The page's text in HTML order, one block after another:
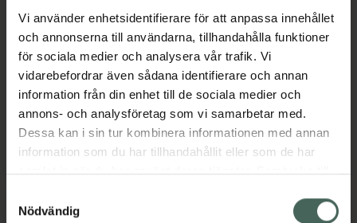
Vi använder enhetsidentifierare för att anpassa innehållet
och annonserna till användarna, tillhandahålla funktioner
för sociala medier och analysera vår trafik. Vi
vidarebefordrar även sådana identifierare och annan
information från din enhet till de sociala medier och
annons- och analysföretag som vi samarbetar med.
Dessa kan i sin tur kombinera informationen med annan
information som du har tillhandahållit eller som de har
samlat in när du har använt deras tjänster. Samtycke till
återkalla ditt samtycke via webbplatsens
Nödvändig
Knähög stödstrumpa 1
Par
Pris online
340 kr
KöpSavvyday´s Energy Storlek 38-41, 340
Savvyday´s Passion
Storlek 42-45
Knähög stödstrumpa 1
Par
Pris online
279 kr
Köp